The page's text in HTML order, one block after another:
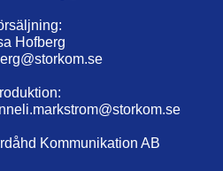
Hofberg
Kommunikation AB